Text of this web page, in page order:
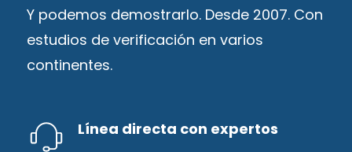
Y podemos demostrarlo. Desde 2007. Con
estudios de verificación en varios
continentes.
Línea directa con expertos